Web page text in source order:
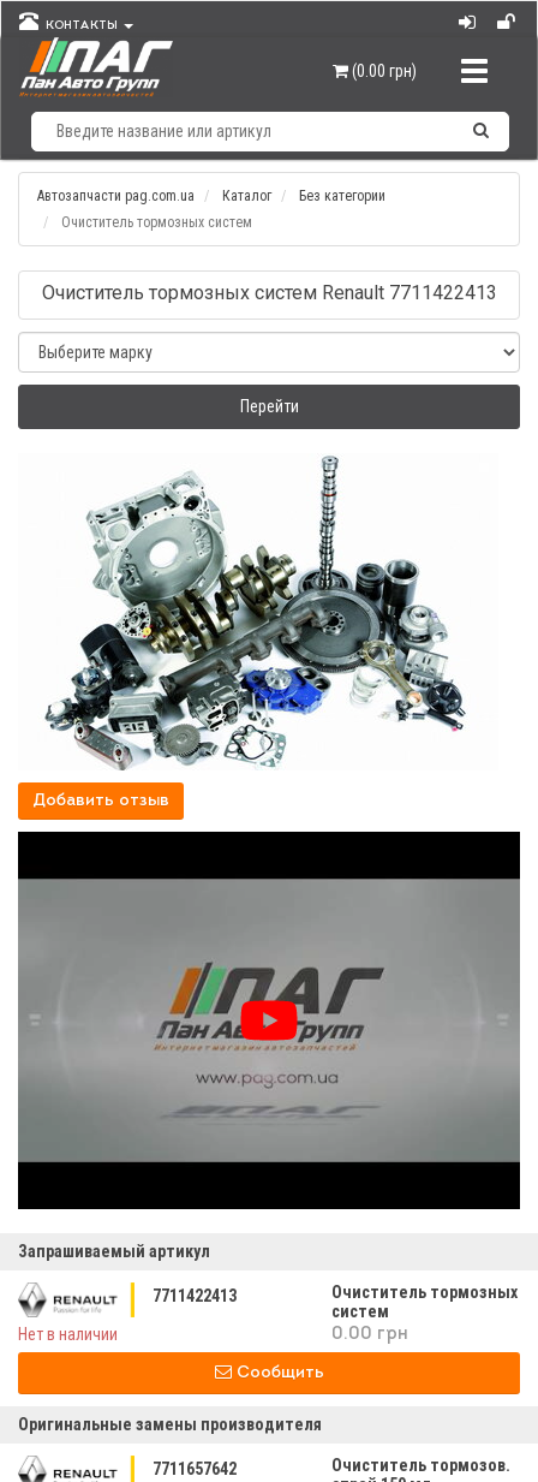
КОНТАКТЫ
(0.00 грн)
Автозапчасти pag.com.ua Каталог
Без категории
Очиститель тормозных систем
Очиститель тормозных систем Renault 7711422413
Перейти
Добавить отзыв
Запрашиваемый артикул
7711422413
Очиститель тормозных
систем
Нет в наличии
0.00 грн
Сообщить
Оригинальные замены производителя
7711657642
Очиститель тормозов.